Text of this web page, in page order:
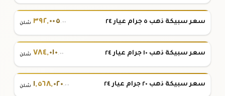
سعر سبيكة ذهب ٥ جرام عيار ٢٤ ٣٩٢,٠٠٥.٠٠ شلن
سعر سبيكة ذهب ١٠ جرام عيار ٢٤ ٧٨٤,٠١٠.٠٠ شلن
سعر سبيكة ذهب ٢٠ جرام عيار ٢٤ ١,٥٦٨,٠٢٠.٠٠ شلن